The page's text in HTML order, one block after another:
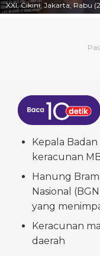
XXI, Cikini, Jakarta, Rabu
Kepala Badan
keracunan
Hanung
Nasional
yang
Keracunan
daerah